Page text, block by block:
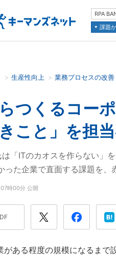
RPA
課題
検索語を入力してください
生産性向上 業務プロセスの改善
つくるコー
こと」を担
は「ITのカオスを作らない」
った企業で直面する課題を、
時00分 公開
ある程度の規模になるまで